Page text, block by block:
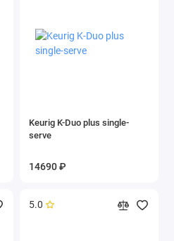
Keurig K-Duo plus single-
serve
14690 ₽
5.0